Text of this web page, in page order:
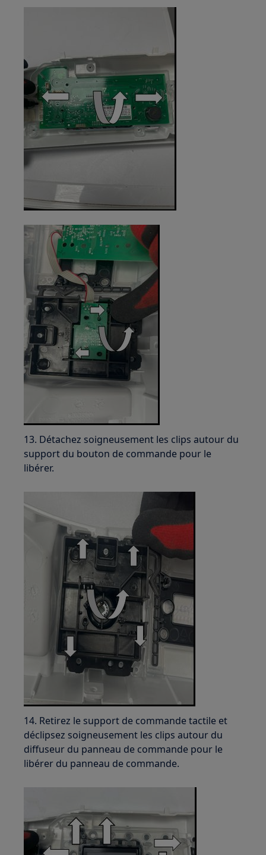
13. Détachez soigneusement les clips autour du
support du bouton de commande pour le
libérer.
14. Retirez le support de commande tactile et
déclipsez soigneusement les clips autour du
diffuseur du panneau de commande pour le
libérer du panneau de commande.